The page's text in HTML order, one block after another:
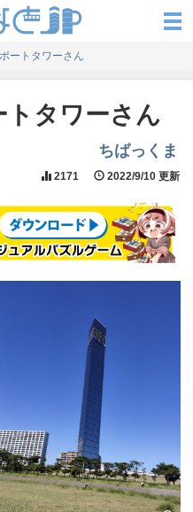
ートタワーさん
タワーさん
ちばっくま
2171 2022/9/10 更新